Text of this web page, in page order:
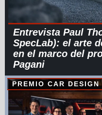
Entrevista Paul
SpecLab): el arte
en el marco del
Pagani
PREMIO CAR DESIGN